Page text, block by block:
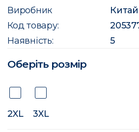
Виробник
Китай
Код товару:
Наявність:
5
Оберіть розмір
2XL 3XL